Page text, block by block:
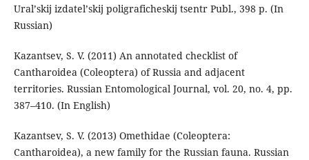
Uralʼskij izdatelʼskij poligraficheskij tsentr Publ., 398 p. (In
Russian)
Kazantsev, S. V. (2011) An annotated checklist of
Cantharoidea (Coleoptera) of Russia and adjacent
territories. Russian Entomological Journal, vol. 20, no. 4, pp.
387–410. (In English)
Kazantsev, S. V. (2013) Omethidae (Coleoptera:
Cantharoidea), a new family for the Russian fauna. Russian